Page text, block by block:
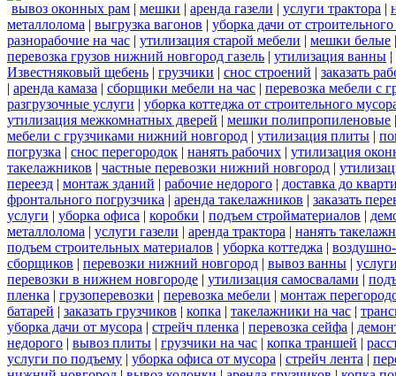
вывоз оконных рам | мешки | аренда газели | услуги трактора |
металлолома | выгрузка вагонов | уборка дачи от
разнорабочие на час | утилизация старой мебели | мешки белые
перевозка грузов нижний новгород газель | утилизация ванны |
Известняковый щебень | грузчики | снос строений | заказать
| аренда камаза | сборщики мебели на час | перевозка мебели с
разгрузочные услуги | уборка коттеджа от строительного
утилизация межкомнатных дверей | мешки полипропиленовые
мебели с грузчиками нижний новгород | утилизация плиты |
погрузка | снос перегородок | нанять рабочих | утилизация
такелажников | частные перевозки нижний новгород |
переезд | монтаж зданий | рабочие недорого | доставка до
фронтального погрузчика | аренда такелажников | заказать
услуги | уборка офиса | коробки | подъем стройматериалов |
металлолома | услуги газели | аренда трактора | нанять
подъем строительных материалов | уборка коттеджа |
сборщиков | перевозки нижний новгород | вывоз ванны |
перевозки в нижнем новгороде | утилизация самосвалами |
пленка | грузоперевозки | перевозка мебели | монтаж
батарей | заказать грузчиков | копка | такелажники на час |
уборка дачи от мусора | стрейч пленка | перевозка сейфа |
недорого | вывоз плиты | грузчики на час | копка траншей |
услуги по подъему | уборка офиса от мусора | стрейч лента |